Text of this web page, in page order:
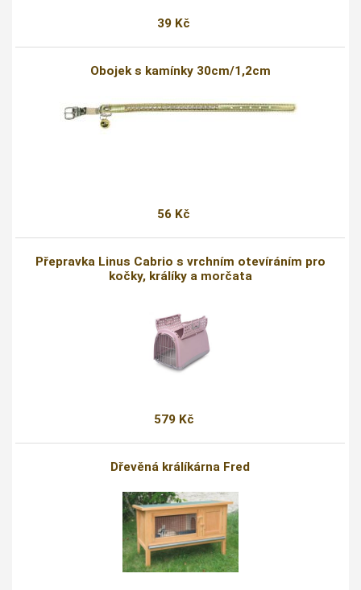
39 Kč
Obojek s kamínky 30cm/1,2cm
56 Kč
Přepravka Linus Cabrio s vrchním otevíráním pro
kočky, králíky a morčata
579 Kč
Dřevěná králíkárna Fred